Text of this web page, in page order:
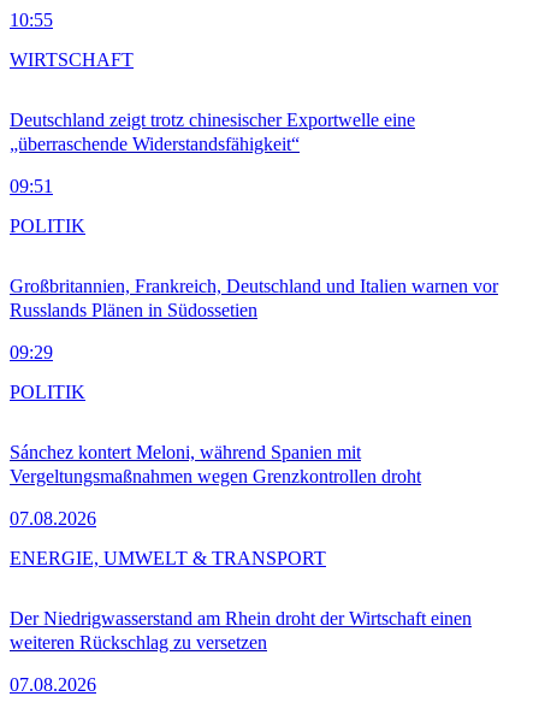
10:55
Deutschland zeigt trotz chinesischer Exportwelle eine
„überraschende Widerstandsfähigkeit“
09:51
WIRTSCHAFT
Großbritannien, Frankreich, Deutschland und Italien warnen vor
Russlands Plänen in Südossetien
09:29
POLITIK
Sánchez kontert Meloni, während Spanien mit
Vergeltungsmaßnahmen wegen Grenzkontrollen droht
07.08.2026
POLITIK
Der Niedrigwasserstand am Rhein droht der Wirtschaft einen
weiteren Rückschlag zu versetzen
07.08.2026
ENERGIE, UMWELT & TRANSPORT